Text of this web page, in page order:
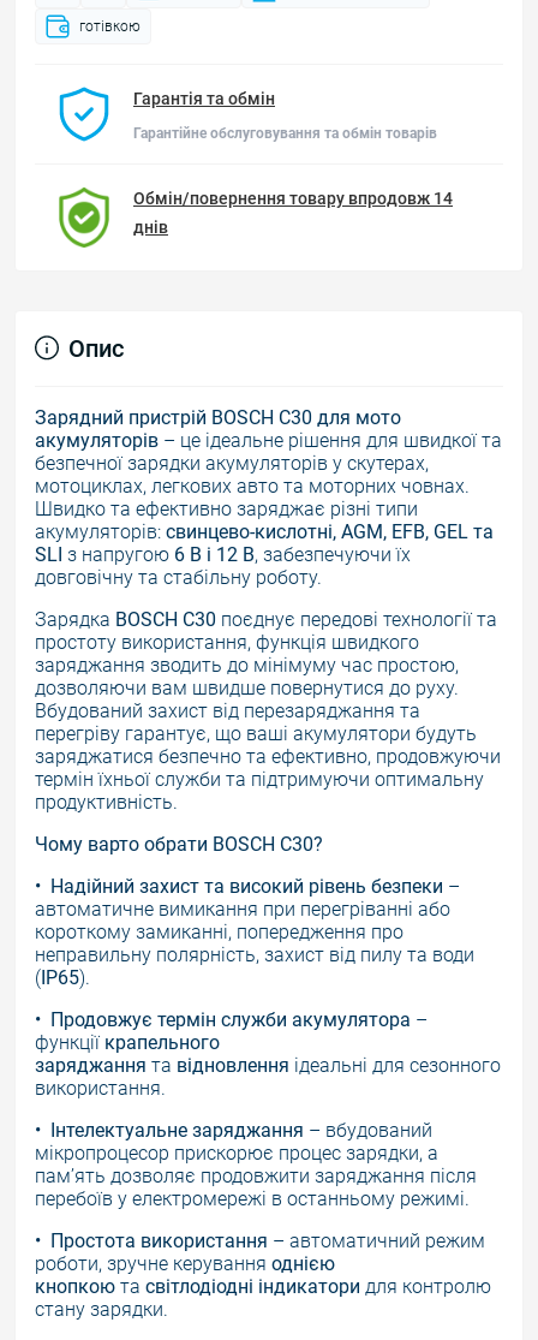
готівкою
Гарантія та обмін
Гарантійне обслуговування та обмін товарів
Обмін/повернення товару впродовж 14
днів
Опис
Зарядний пристрій BOSCH C30 для мото
акумуляторів – це ідеальне рішення для швидкої та
безпечної зарядки акумуляторів у скутерах,
мотоциклах, легкових авто та моторних човнах.
Швидко та ефективно заряджає різні типи
акумуляторів: свинцево-кислотні, AGM, EFB, GEL та
SLI з напругою 6 В і 12 В, забезпечуючи їх
довговічну та стабільну роботу.
Зарядка BOSCH C30 поєднує передові технології та
простоту використання, функція швидкого
заряджання зводить до мінімуму час простою,
дозволяючи вам швидше повернутися до руху.
Вбудований захист від перезаряджання та
перегріву гарантує, що ваші акумулятори будуть
заряджатися безпечно та ефективно, продовжуючи
термін їхньої служби та підтримуючи оптимальну
продуктивність.
Чому варто обрати BOSCH C30?
• Надійний захист та високий рівень безпеки –
автоматичне вимикання при перегріванні або
короткому замиканні, попередження про
неправильну полярність, захист від пилу та води
(IP65).
• Продовжує термін служби акумулятора –
функції крапельного
заряджання та відновлення ідеальні для сезонного
використання.
• Інтелектуальне заряджання – вбудований
мікропроцесор прискорює процес зарядки, а
пам’ять дозволяє продовжити заряджання після
перебоїв у електромережі в останньому режимі.
• Простота використання – автоматичний режим
роботи, зручне керування однією
кнопкою та світлодіодні індикатори для контролю
стану зарядки.